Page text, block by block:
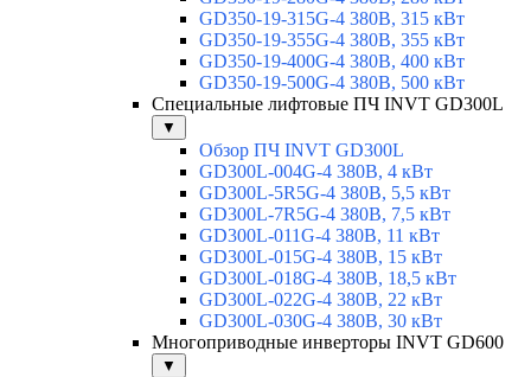
GD350-19-315G-4 380В, 315 кВт
GD350-19-355G-4 380В, 355 кВт
GD350-19-400G-4 380В, 400 кВт
GD350-19-500G-4 380В, 500 кВт
Специальные лифтовые ПЧ INVT GD300L
▼
Обзор ПЧ INVT GD300L
GD300L-004G-4 380В, 4 кВт
GD300L-5R5G-4 380В, 5,5 кВт
GD300L-7R5G-4 380В, 7,5 кВт
GD300L-011G-4 380В, 11 кВт
GD300L-015G-4 380В, 15 кВт
GD300L-018G-4 380В, 18,5 кВт
GD300L-022G-4 380В, 22 кВт
GD300L-030G-4 380В, 30 кВт
Многоприводные инверторы INVT GD600
▼